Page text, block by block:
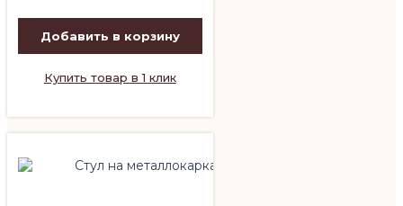
Добавить в корзину
Купить товар в 1 клик